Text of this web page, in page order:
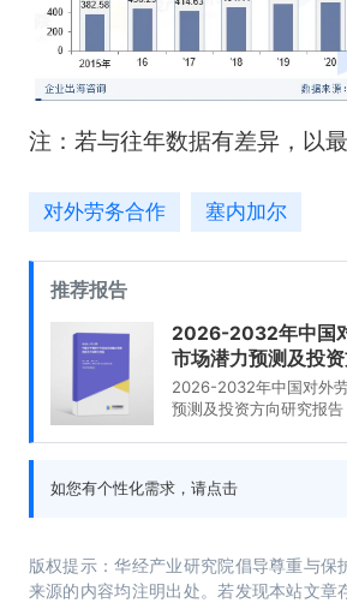
注：若与往年数据有差异，以最
对外劳务合作 塞内加尔
推荐报告
2026-2032年中国
市场潜力预测及投
2026-2032年中国对外
预测及投资方向研究报
如您有个性化需求，请点击
版权提示：华经产业研究院倡导尊重与保
来源的内容均注明出处。若发现本站文章